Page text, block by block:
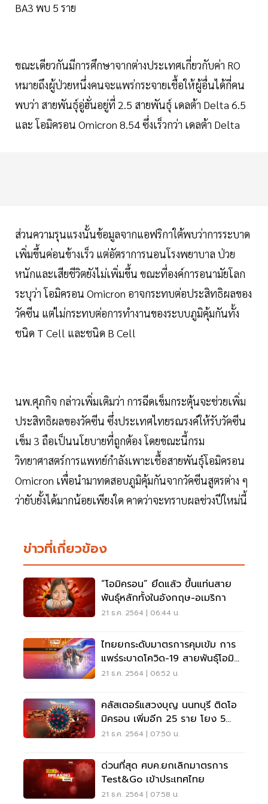
BA3 พบ 5 ราย
ขณะเดียวกันมีการศึกษาจากต่างประเทศเกี่ยวกับค่า RO
หมายถึงผู้ป่วยหนึ่งคนจะแพร่กระจายเชื้อให้ผู้อื่นได้กี่คน
พบว่า สายพันธุ์อู่ฮั่นอยู่ที่ 2.5 สายพันธุ์ เดลต้า Delta 6.5
และ โอมิครอน Omicron 8.54 ซึ่งเร็วกว่า เดลต้า Delta
ส่วนความรุนแรงนั้นข้อมูลจากแอฟริกาใต้พบว่าการระบาด
เพิ่มขึ้นค่อนข้างเร็ว แต่อัตราการนอนโรงพยาบาล ป่วย
หนักและเสียชีวิตยังไม่เพิ่มขึ้น ขณะที่องค์การอนามัยโลก
ระบุว่า โอมิครอน Omicron อาจกระทบต่อประสิทธิผลของ
วัคซีน แต่ไม่กระทบต่อการทำงานของระบบภูมิคุ้มกันทั้ง
ชนิด T Cell และชนิด B Cell
นพ.ศุภกิจ กล่าวเพิ่มเติมว่า การฉีดเข็มกระตุ้นจะช่วยเพิ่ม
ประสิทธิผลของวัคซีน ซึ่งประเทศไทยรณรงค์ให้รับวัคซีน
เข็ม 3 ถือเป็นนโยบายที่ถูกต้อง โดยขณะนี้กรม
วิทยาศาสตร์การแพทย์กำลังเพาะเชื้อสายพันธุ์โอมิครอน
Omicron เพื่อนำมาทดสอบภูมิคุ้มกันจากวัคซีนสูตรต่าง ๆ
ว่ายับยั้งได้มากน้อยเพียงใด คาดว่าจะทราบผลช่วงปีใหม่นี้
ข่าวที่เกี่ยวข้อง
“โอมิครอน” ยึดแล้ว ขึ้นแท่นสาย
พันธุ์หลักทั้งในอังกฤษ-อเมริกา
21 ธ.ค. 2564 | 06:44 น.
ไทยยกระดับมาตรการคุมเข้ม การ
แพร่ระบาดโควิด-19 สายพันธุ์โอมิค
รอน
21 ธ.ค. 2564 | 06:52 น.
คลัสเตอร์แสวงบุญ นนทบุรี ติดโอ
มิครอน เพิ่มอีก 25 ราย โยง 5
จังหวัด
21 ธ.ค. 2564 | 07:50 น.
ด่วนที่สุด ศบค.ยกเลิกมาตรการ
Test&Go เข้าประเทศไทย
21 ธ.ค. 2564 | 07:58 น.